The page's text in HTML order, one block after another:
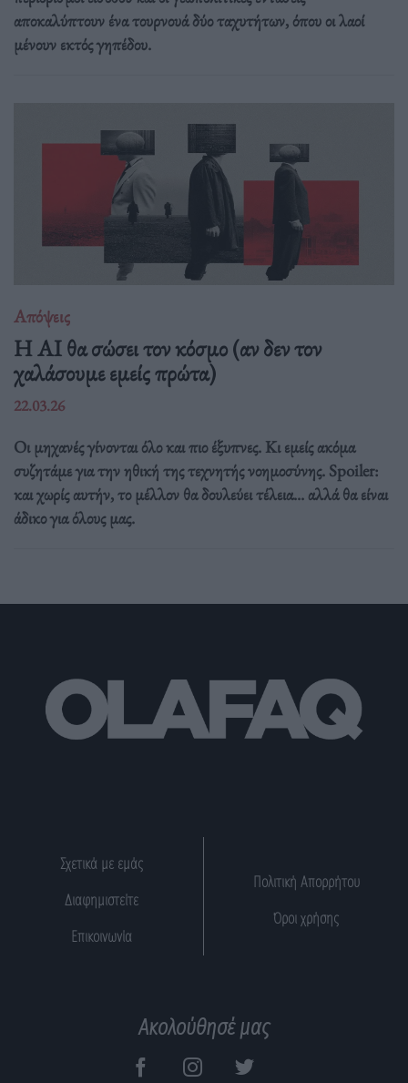
αποκαλύπτουν ένα τουρνουά δύο ταχυτήτων, όπου οι λαοί
μένουν εκτός γηπέδου.
Απόψεις
Η AI θα σώσει τον κόσμο (αν δεν τον
χαλάσουμε εμείς πρώτα)
22.03.26
Οι μηχανές γίνονται όλο και πιο έξυπνες. Κι εμείς ακόμα
συζητάμε για την ηθική της τεχνητής νοημοσύνης. Spoiler:
και χωρίς αυτήν, το μέλλον θα δουλεύει τέλεια... αλλά θα είναι
άδικο για όλους μας.
Σχετικά με εμάς
Διαφημιστείτε
Επικοινωνία
Πολιτική Απορρήτου
Όροι χρήσης
Ακολούθησέ μας